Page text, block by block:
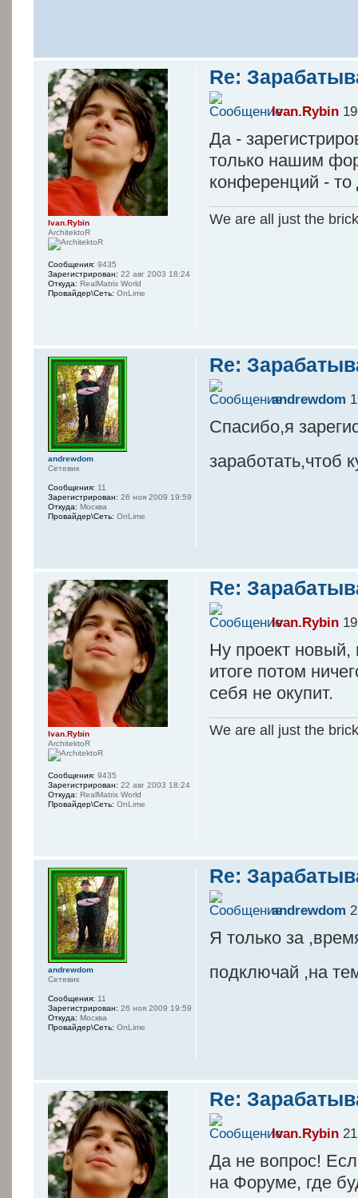
Re:
Ivan.Rybin
Да -
только нашим
конференций - то
We are all just the
Ivan.Rybin
ArchitektoR
Сообщения: 9435
Зарегистрирован: 22 авг 2003 18:24
Откуда: RealMatrix World
Провайдер\Сеть: OnLime
Re:
andrewdom
Спасибо,я
заработать,чтоб
andrewdom
Сетевик
Сообщения: 11
Зарегистрирован: 26 ноя 2009 19:59
Откуда: Москва
Провайдер\Сеть: OnLime
Re:
Ivan.Rybin
Ну проект новый,
итоге потом
себя не окупит.
We are all just the
Ivan.Rybin
ArchitektoR
Сообщения: 9435
Зарегистрирован: 22 авг 2003 18:24
Откуда: RealMatrix World
Провайдер\Сеть: OnLime
Re:
andrewdom
Я только за
подключай ,на
andrewdom
Сетевик
Сообщения: 11
Зарегистрирован: 26 ноя 2009 19:59
Откуда: Москва
Провайдер\Сеть: OnLime
Re:
Ivan.Rybin
Да не вопрос!
на Форуме, где